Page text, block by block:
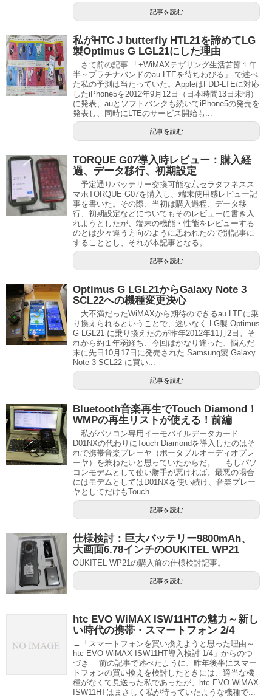
記事を読む
私がHTC J butterfly HTL21を諦めてLG
製Optimus G LGL21にした理由
さて前の記事 「+WiMAXテザリング生活苦節１年
半～プラチナバンドのau LTEを待ちわびる」 で述べ
た私の予測は当たっていた。AppleはFDD-LTEに対応
したiPhone5を2012年9月12日（日本時間13日未明）
に発表、auとソフトバンクも続いてiPhone5の発売を
発表し、同時にLTEのサービス開始も...
記事を読む
TORQUE G07導入時レビュー：購入経
過、データ移行、初期設定
予定通りバッテリー交換可能な京セラタフネスス
マホTORQUE G07を購入し、端末使用感レビュー記
事を書いた。その際、当初は購入過程、データ移
行、初期設定などについてもそのレビューに書き入
れようとしたが、端末の機能・性能をレビューする
のとは少々違う方向のように思われたので別記事に
することとし、それが本記事となる。 ...
記事を読む
Optimus G LGL21からGalaxy Note 3
SCL22への機種変更決心
大不満だったWiMAXから期待のできるau LTEに乗
り換えられるということで、迷いなく LG製 Optimus
G LGL21 に乗り換えたのが昨年2012年11月2日。そ
れから約１年弱経ち、今回はかなり迷った、悩んだ
末に先日10月17日に発売された Samsung製 Galaxy
Note 3 SCL22 に買い...
記事を読む
Bluetooth音楽再生でTouch Diamond！
WMPの再生リストが使える！前編
私がパソコン専用イーモバイルデータカード
D01NXの代わりにTouch Diamondを導入したのはそ
れで携帯音楽プレーヤ（ポータブルオーディオプレ
ーヤ）を兼ねたいと思っていたからだ。 もしパソ
コンモデムとして使い勝手が悪ければ、最悪の場合
にはモデムとしてはD01NXを使い続け、音楽プレー
ヤとしてだけもTouch ...
記事を読む
仕様検討：巨大バッテリー9800mAh、
大画面6.78インチのOUKITEL WP21
OUKITEL WP21の購入前の仕様検討記事。
記事を読む
htc EVO WiMAX ISW11HTの魅力～新し
い時代の携帯・スマートフォン 2/4
→「スマートフォンを買い換えようと思った理由～
htc EVO WiMAX ISW11HT導入検討 1/4」からのつ
づき 前の記事で述べたように、昨年後半にスマー
トフォンの買い換えを検討したときには、適当な機
種がなくて見送った私であったが、htc EVO WiMAX
ISW11HTはまさしく私が待っていたような機種で...